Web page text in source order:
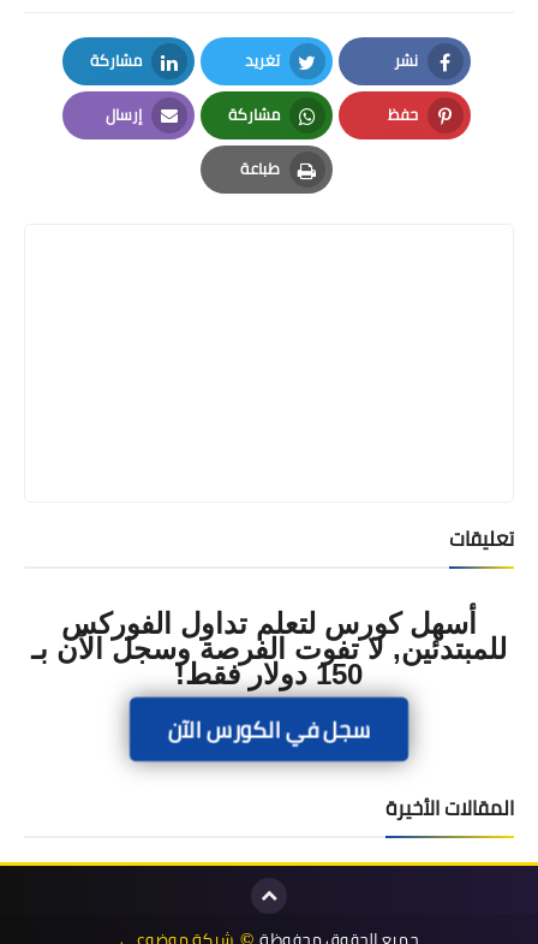
نشر
Facebook
تغريد
Twitter
مشاركة
LinkedIn
حفظ
Pinterest
مشاركة
Whatsapp
إرسال
Email
طباعة
Print
تعليقات
أسهل كورس لتعلم تداول الفوركس
للمبتدئين, لا تفوت الفرصة وسجل الآن بـ
150 دولار فقط!
سجل في الكورس الآن
المقالات الأخيرة
©